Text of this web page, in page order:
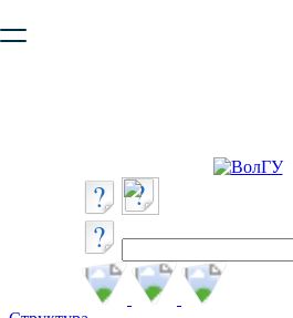
безопасную работу с сайтом.